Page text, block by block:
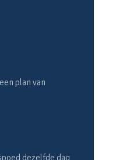
plan van
dezelfde dag